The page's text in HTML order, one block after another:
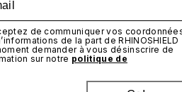
de communiquer vos
de la part de RHINOSHIELD
demander à vous désinscrire de
sur notre politique de